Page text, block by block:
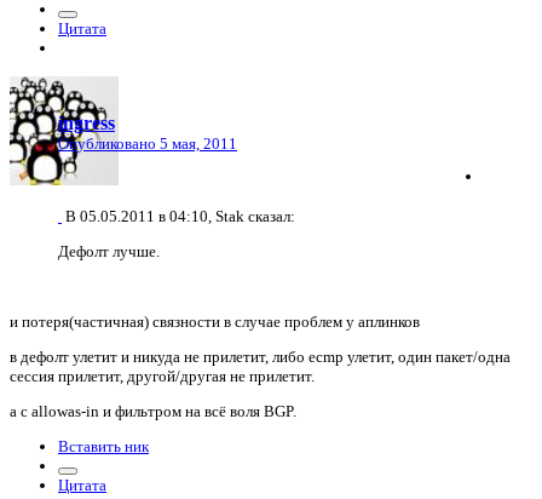
Цитата
ingress
Опубликовано 5 мая, 2011
В 05.05.2011 в 04:10, Stak сказал:
Дефолт лучше.
и потеря(частичная) связности в случае проблем у аплинков
в дефолт улетит и никуда не прилетит, либо ecmp улетит, один пакет/одна
сессия прилетит, другой/другая не прилетит.
а с allowas-in и фильтром на всё воля BGP.
Вставить ник
Цитата